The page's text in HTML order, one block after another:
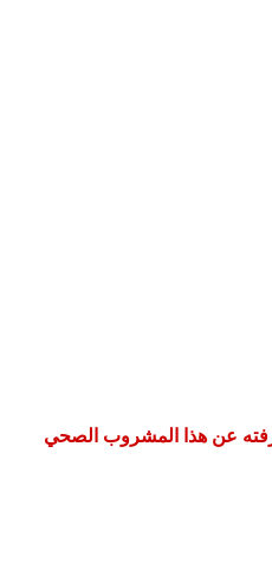
عن هذا المشروب الصحي